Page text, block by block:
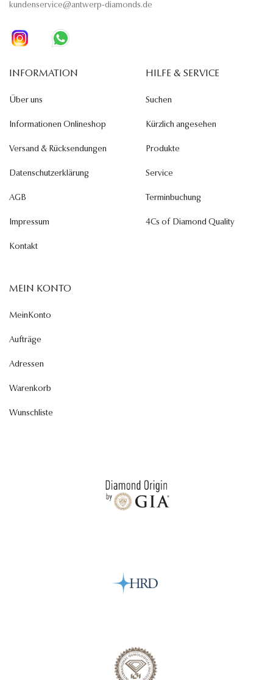
kundenservice@antwerp-diamonds.de
INFORMATION
Über uns
Informationen Onlineshop
Versand & Rücksendungen
Datenschutzerklärung
AGB
Impressum
Kontakt
HILFE & SERVICE
Suchen
Kürzlich angesehen
Produkte
Service
Terminbuchung
4Cs of Diamond Quality
MEIN KONTO
MeinKonto
Aufträge
Adressen
Warenkorb
Wunschliste